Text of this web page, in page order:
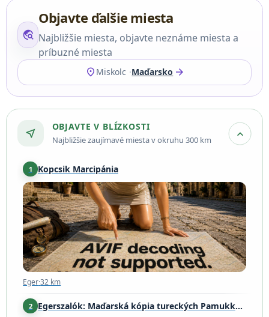
travel_explore
Objavte ďalšie miesta
Najbližšie miesta, objavte neznáme miesta a
príbuzné miesta
location_on Miskolc Maďarsko arrow_forward
near_me
OBJAVTE V BLÍZKOSTI
Najbližšie zaujímavé miesta v okruhu 300 km expand_more
1 Kopcsik Marcipánia
Eger·32 km
Eger·32 km
2 Egerszalók: Maďarská kópia tureckých Pamukkale